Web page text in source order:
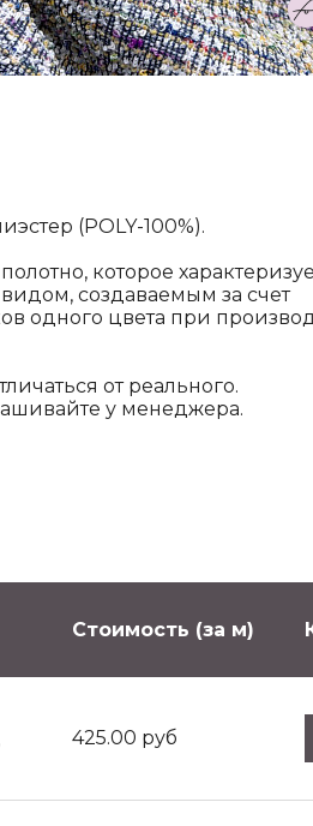
(POLY-100%).
которое
создаваемым за счет
одного цвета при
от реального.
у менеджера.
Стоимость (за м)
425.00 руб